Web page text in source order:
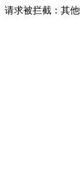
请求被拦截：其